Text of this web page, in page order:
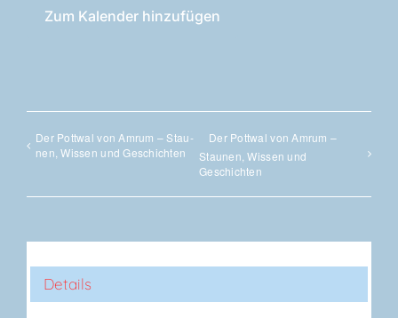
Zum Kalender hinzufügen
Der Pott­wal von Amrum – Stau­
nen, Wis­sen und Geschichten
Der Pott­wal von Amrum –
Stau­nen, Wis­sen und
Geschichten
Details